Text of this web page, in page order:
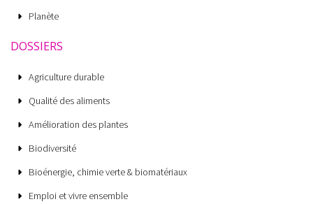
Planète
DOSSIERS
Agriculture durable
Qualité des aliments
Amélioration des plantes
Biodiversité
Bioénergie, chimie verte & biomatériaux
Emploi et vivre ensemble